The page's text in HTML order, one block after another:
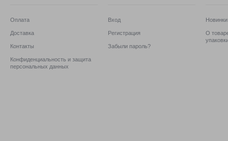
Оплата
Доставка
Контакты
Конфиденциальность и защита
персональных данных
Вход
Регистрация
Забыли пароль?
Новинки
О